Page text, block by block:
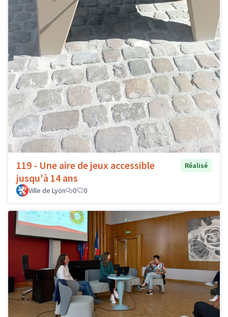
119 - Une aire de jeux accessible
jusqu'à 14 ans
Réalisé
Ville de Lyon 0 0